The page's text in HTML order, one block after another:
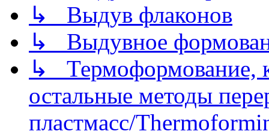
↳ Выдув флаконов
↳ Выдувное
↳ Термоформование,
остальные методы
пластмасс/